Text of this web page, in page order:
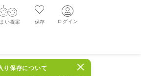
ログイン
保存
い提案
員登録
・見学予約する
り保存について